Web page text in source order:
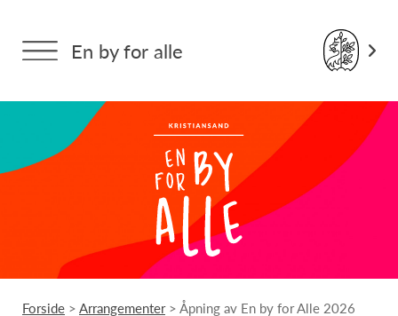
En by for alle
Forside >Arrangementer> Åpning av En by for Alle 2026